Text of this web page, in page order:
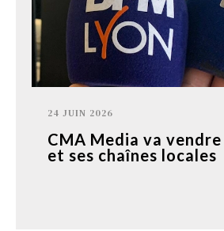
24 JUIN 2026
CMA Media va vendre
et ses chaînes locales